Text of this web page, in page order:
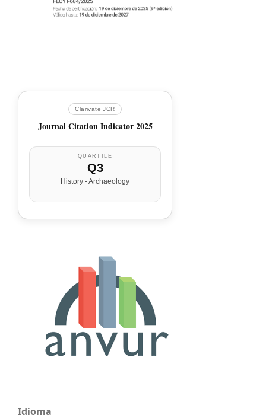
Clarivate JCR
Journal Citation Indicator 2025
QUARTILE
Q3
History - Archaeology
Idioma